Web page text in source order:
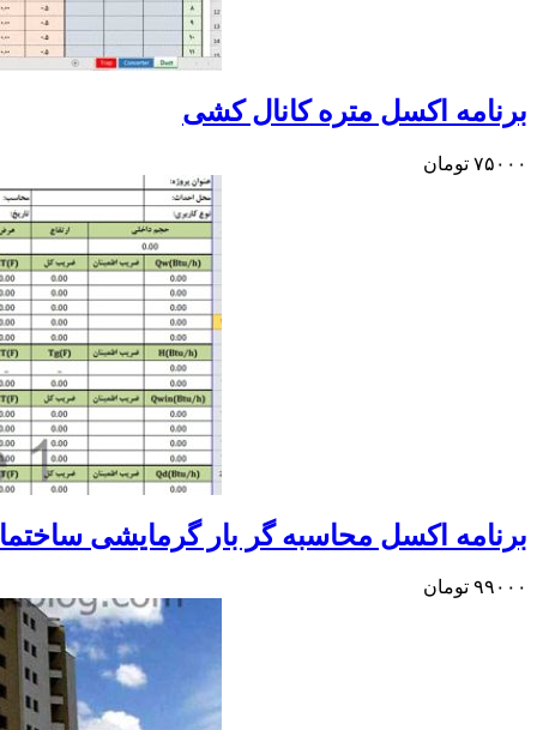
برنامه اکسل متره کانال کشی
۷۵۰۰۰ تومان
برنامه اکسل محاسبه گر بار گرمایشی
۹۹۰۰۰ تومان